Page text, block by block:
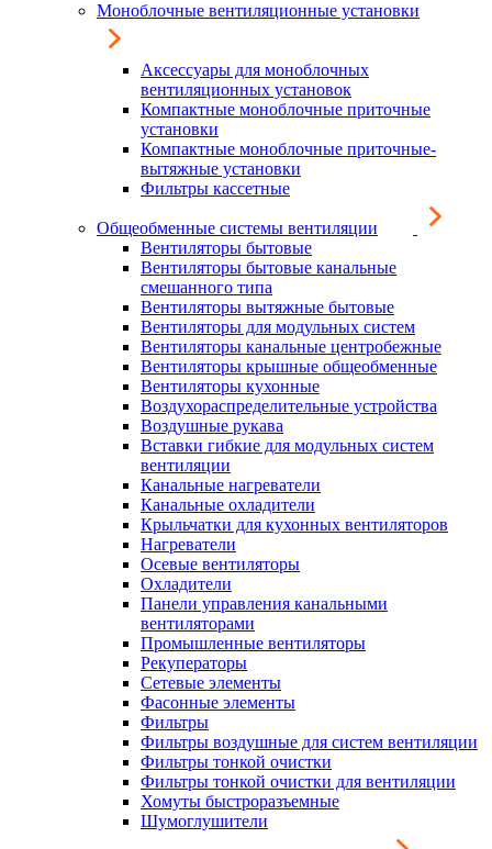
Моноблочные вентиляционные установки
Аксессуары для моноблочных
вентиляционных установок
Компактные моноблочные приточные
установки
Компактные моноблочные приточные-
вытяжные установки
Фильтры кассетные
Общеобменные системы вентиляции
Вентиляторы бытовые
Вентиляторы бытовые канальные
смешанного типа
Вентиляторы вытяжные бытовые
Вентиляторы для модульных систем
Вентиляторы канальные центробежные
Вентиляторы крышные общеобменные
Вентиляторы кухонные
Воздухораспределительные устройства
Воздушные рукава
Вставки гибкие для модульных систем
вентиляции
Канальные нагреватели
Канальные охладители
Крыльчатки для кухонных вентиляторов
Нагреватели
Осевые вентиляторы
Охладители
Панели управления канальными
вентиляторами
Промышленные вентиляторы
Рекуператоры
Сетевые элементы
Фасонные элементы
Фильтры
Фильтры воздушные для систем вентиляции
Фильтры тонкой очистки
Фильтры тонкой очистки для вентиляции
Хомуты быстроразъемные
Шумоглушители